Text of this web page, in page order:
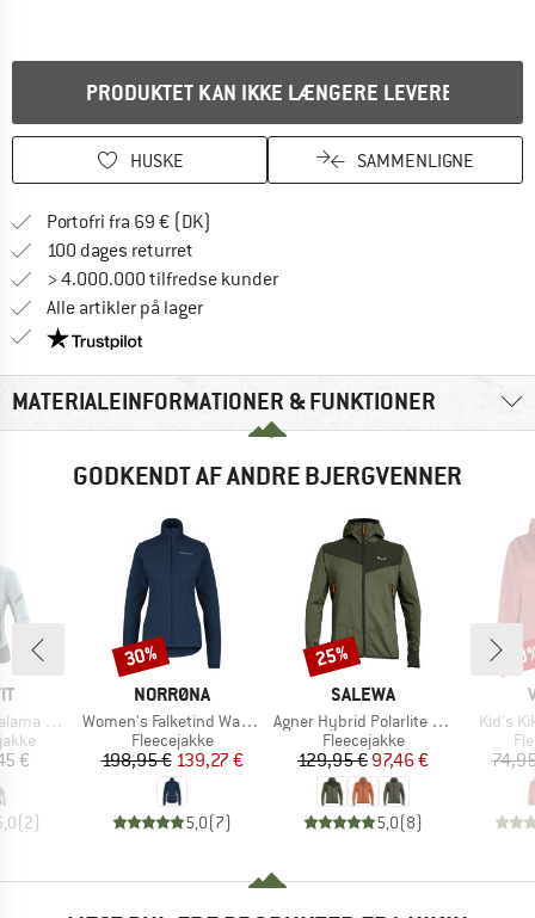
PRODUKTET KAN IKKE LÆNGERE LEVERES
HUSKE SAMMENLIGNE
Portofri fra 69 € (DK)
100 dages returret
> 4.000.000 tilfredse kunder
Alle artikler på lager
Vi er Trustpilot-certificeret - oplysningerne får du
MATERIALEINFORMATIONER & FUNKTIONER
GODKENDT AF ANDRE BJERGVENNER
Jacket
€
(2)
MÆRKE
NORRØNA
Artikel
Women's Falketind Warm1 Jacket
Produktgruppe
Fleecejakke
Pris
198,95 €Nedsat pris
139,27 €
5,0(7)
Rabat
30%
MÆRKE
SALEWA
Artikel
Agner Hybrid Polarlite Durastretch Fullzip Hoody
Produktgruppe
Fleecejakke
Pris
129,95 €Nedsat pris
97,46 €
5,0(8)
Rabat
25%
Artikel
Kid's